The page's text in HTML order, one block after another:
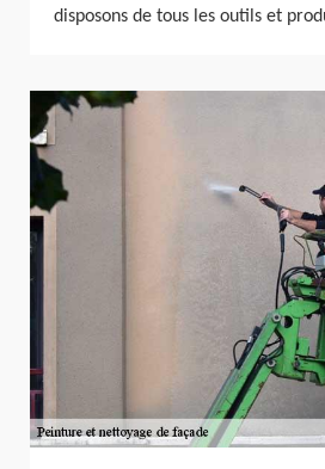
disposons de tous les outils et